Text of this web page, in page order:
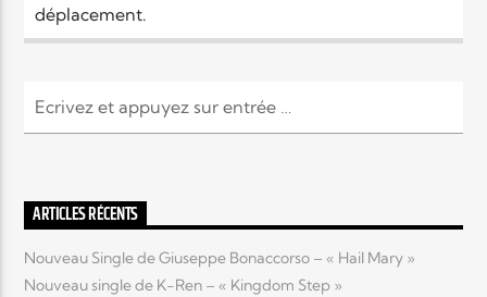
Elyon Kids
déplacement.
ARTICLES RÉCENTS
Nouveau Single de Giuseppe Bonaccorso – « Hail Mary »
Nouveau single de K-Ren – « Kingdom Step »